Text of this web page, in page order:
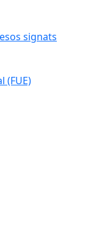
signats
(FUE)